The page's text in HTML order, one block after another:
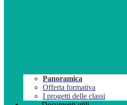
Panoramica
Offerta formativa
I progetti delle classi